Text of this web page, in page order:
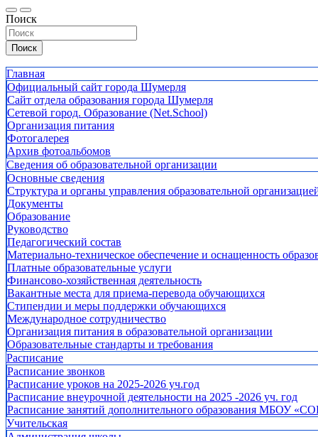
Поиск
Поиск
Главная
Официальный сайт города Шумерля
Сайт отдела образования города Шумерля
Сетевой город. Образование (Net.School)
Организация питания
Фотогалерея
Архив фотоальбомов
Сведения об образовательной организации
Основные сведения
Структура и органы управления образовательной
Документы
Образование
Руководство
Педагогический состав
Материально-техническое обеспечение и оснащенность
Платные образовательные услуги
Финансово-хозяйственная деятельность
Вакантные места для приема-перевода обучающихся
Стипендии и меры поддержки обучающихся
Международное сотрудничество
Организация питания в образовательной организации
Образовательные стандарты и требования
Расписание
Расписание звонков
Расписание уроков на 2025-2026 уч.год
Расписание внеурочной деятельности на 2025 -2026 уч. год
Расписание занятий дополнительного образования МБОУ
Учительская